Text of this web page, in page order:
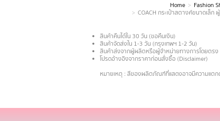
Home Fashion
COACH กระเป๋าสตางค์ขนาดเล็
สินค้าคืนได้ใน 30 วัน (ขอคืนเงิน)
สินค้าจัดส่งใน 1-3 วัน (กรุงเทพฯ 1-2 วัน)
สินค้าส่งจากผู้ผลิตหรือผู้จำหน่ายทางการโดยตรง
โปรดอ้างอิงจากราคาก่อนสั่งซื้อ (Disclaimer)
หมายเหตุ : สีของผลิตภัณฑ์ที่แสดงอาจมีความแต